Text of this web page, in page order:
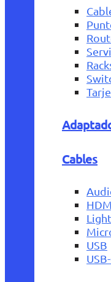
Cables
USB